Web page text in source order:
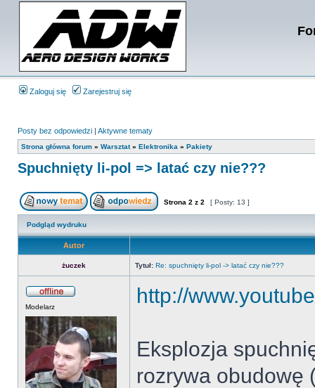
Zaloguj się Zarejestruj się
Posty bez odpowiedzi | Aktywne tematy
Strona główna forum » Warsztat» Elektronika » Pakiety
Spuchnięty li-pol => latać czy nie???
Strona 2 z 2 [ Posty: 13 ]
Podgląd wydruku
Autor
żuczek Tytuł: Re: spuchnięty li-pol -> latać czy nie???
Modelarz http://
Eksplozja
rozrywa obudowę